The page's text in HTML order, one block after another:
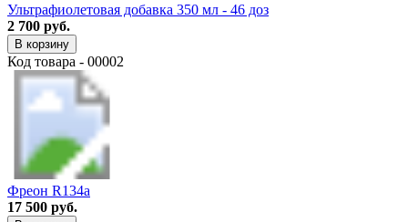
Ультрафиолетовая добавка 350 мл - 46 доз
2 700 руб.
В корзину
Код товара - 00002
Фреон R134a
17 500 руб.